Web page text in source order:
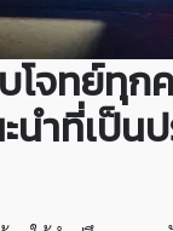
โจทย์ทุ
ำที่เป็น